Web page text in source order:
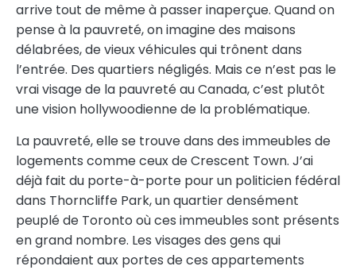
arrive tout de même à passer inaperçue. Quand on
pense à la pauvreté, on imagine des maisons
délabrées, de vieux véhicules qui trônent dans
l’entrée. Des quartiers négligés. Mais ce n’est pas le
vrai visage de la pauvreté au Canada, c’est plutôt
une vision hollywoodienne de la problématique.
La pauvreté, elle se trouve dans des immeubles de
logements comme ceux de Crescent Town. J’ai
déjà fait du porte-à-porte pour un politicien fédéral
dans Thorncliffe Park, un quartier densément
peuplé de Toronto où ces immeubles sont présents
en grand nombre. Les visages des gens qui
répondaient aux portes de ces appartements